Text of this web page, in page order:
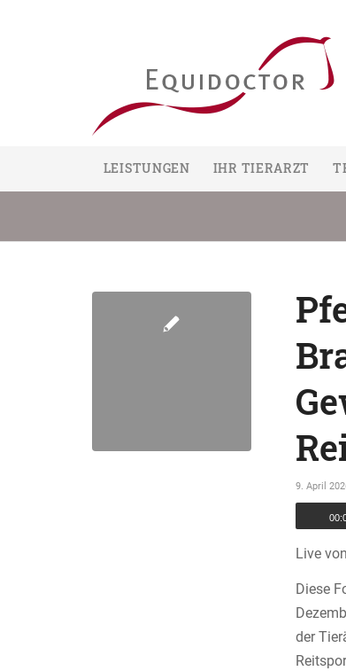
LEISTUNGEN IHR TIERARZT
9. April
Live
Diese
der